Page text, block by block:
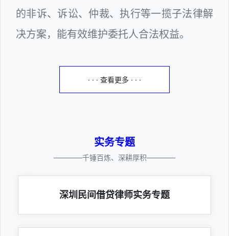
的非诉、诉讼、仲裁、执行等一揽子法律解
决方案，能有效维护委托人合法权益。
· · · 查看更多 · · ·
实务专题
————千锤百炼、深耕厚积————
深圳民间借贷律师实务专题